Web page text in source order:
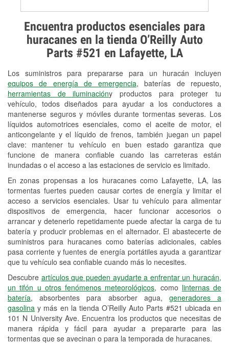
Encuentra productos esenciales para
huracanes en la tienda O’Reilly Auto
Parts #521 en Lafayette, LA
Los suministros para prepararse para un huracán incluyen
equipos de energía de emergencia, baterías de repuesto,
herramientas de iluminacióny productos para proteger tu
vehículo, todos diseñados para ayudar a los conductores a
mantenerse seguros y móviles durante tormentas severas. Los
líquidos automotrices esenciales, como el aceite de motor, el
anticongelante y el líquido de frenos, también juegan un papel
clave: mantener tu vehículo en buen estado garantiza que
funcione de manera confiable cuando las carreteras están
inundadas o el acceso a las estaciones de servicio es limitado.
En zonas propensas a los huracanes como Lafayette, LA, las
tormentas fuertes pueden causar cortes de energía y limitar el
acceso a servicios esenciales. Usar tu vehículo para alimentar
dispositivos de emergencia, hacer funcionar accesorios o
arrancar y detenerlo repetidamente puede afectar la carga de tu
batería y producir problemas en el alternador. El abastecerte de
suministros para huracanes como baterías adicionales, cables
pasa corriente y fuentes de energía portátiles ayuda a garantizar
que tu vehículo sea confiable cuando más lo necesites.
Descubre artículos que pueden ayudarte a enfrentar un huracán,
un tifón u otros fenómenos meteorológicos, como linternas de
batería, absorbentes para absorber agua, generadores a
gasolina y más en la tienda O’Reilly Auto Parts #521 ubicada en
101 N University Ave. Encuentra los productos que necesitas de
manera rápida y fácil para ayudar a prepararte para las
tormentas que se avecinan o para la temporada de huracanes.
Prueba de alternadores y
arrancadores
Revisión de la luz "Check Engine"
Reciclaje de baterías y aceite
Instalación de bombillas de faros
Instalación de limpiaparabrisas
Programa de Préstamo de
Herramientas
Rectificación de tambores y discos de
freno
Hurricane Supplies
Tornado Supplies
Conoce más
Idiomas adicionales
Criollo francés